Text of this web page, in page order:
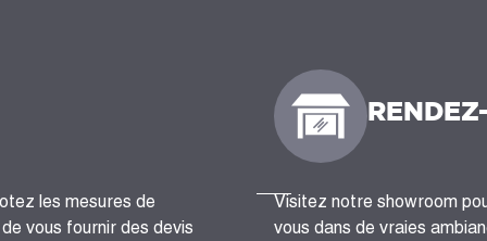
les mesures de
vous fournir des devis
Visitez notre showroom
vous dans de vraies